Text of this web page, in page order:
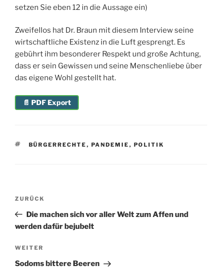
setzen Sie eben 12 in die Aussage ein)
Zweifellos hat Dr. Braun mit diesem Interview seine
wirtschaftliche Existenz in die Luft gesprengt. Es
gebührt ihm besonderer Respekt und große Achtung,
dass er sein Gewissen und seine Menschenliebe über
das eigene Wohl gestellt hat.
📄 PDF Export
SCHLAGWÖRTER
BÜRGERRECHTE , PANDEMIE , POLITIK
Beitragsnavigation
Vorheriger
Beitrag
ZURÜCK
Die machen sich vor aller Welt zum Affen und
werden dafür bejubelt
Nächster
Beitrag
WEITER
Sodoms bittere Beeren